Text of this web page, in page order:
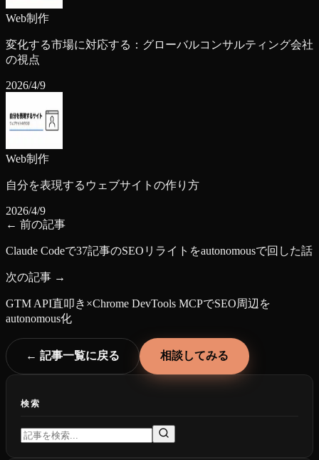
Web制作
変化する市場に対応する：グローバルコンサルティング会社
の視点
2026/4/9
Web制作
自分を表現するウェブサイトの作り方
2026/4/9
← 前の記事
Claude Codeで37記事のSEOリライトをautonomousで回した話
次の記事 →
GTM API直叩き×Chrome DevTools MCPでSEO周辺を
autonomous化
← 記事一覧に戻る 相談してみる
検索